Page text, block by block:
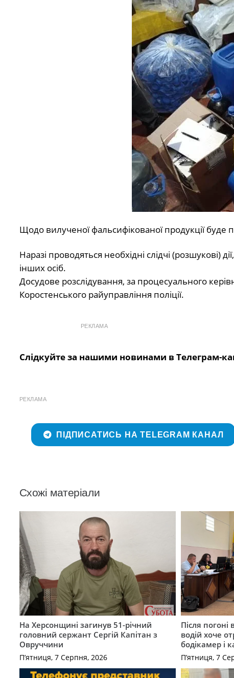
Щодо вилученої фальсифікованої продукції буде
Наразі проводяться необхідні слідчі (розшукові)
інших осіб.
Досудове розслідування, за процесуального
Коростенського райуправління поліції.
РЕКЛАМА
Слідкуйте за нашими новинами в Телеграм-
РЕКЛАМА
ПІДПИСАТИСЬ НА TELEGRAM КАНАЛ
Схожі матеріали
На Херсонщині загинув 51-річний
головний сержант Сергій Капітан з
Овруччини
П’ятниця, 7 Серпня, 2026
Після
водій хоче
бодікамер і
П’ятниця, 7